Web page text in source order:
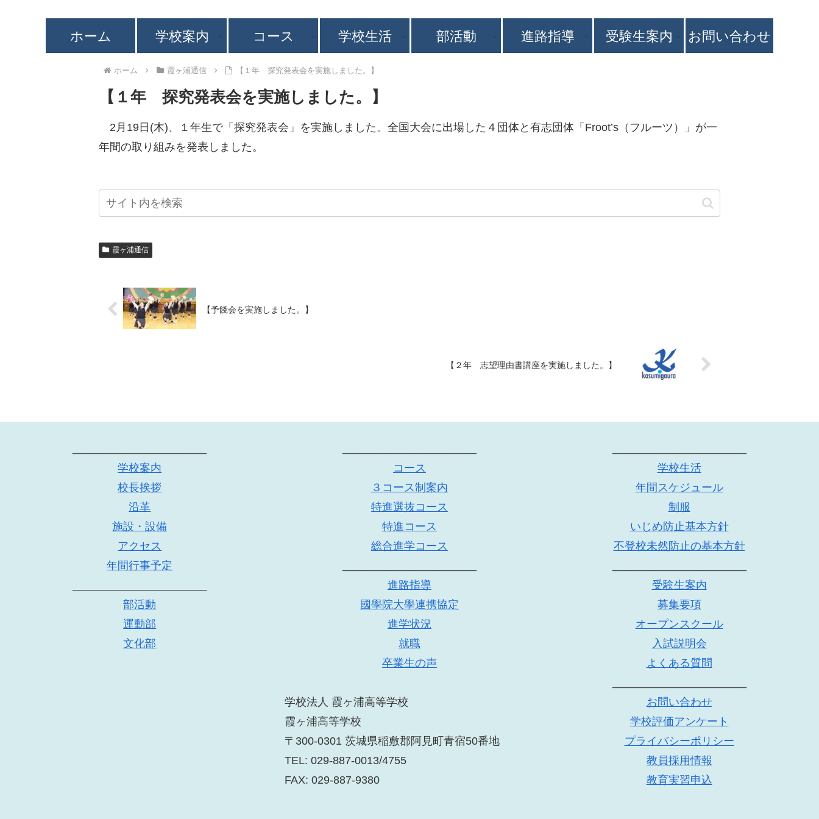
ホーム 学校案内 コース 学校生活 部活動 進路指導 受験生案内 お問い合わせ
ホーム 霞ヶ浦通信 【１年 探究発表会を実施しました。】
【１年 探究発表会を実施しました。】
2月19日(木)、１年生で「探究発表会」を実施しました。全国大会に出場した４団体と有志団体「Froot’s（フルーツ）」が一
年間の取り組みを発表しました。
霞ヶ浦通信
【予餞会を実施しました。】
【２年 志望理由書講座を実施しました。】
学校案内
校長挨拶
沿革
施設・設備
アクセス
年間行事予定
部活動
運動部
文化部
コース
３コース制案内
特進選抜コース
特進コース
総合進学コース
進路指導
國學院大學連携協定
進学状況
就職
卒業生の声
学校法人 霞ヶ浦高等学校
霞ヶ浦高等学校
〒300-0301 茨城県稲敷郡阿見町青宿50番地
TEL: 029-887-0013/4755
FAX: 029-887-9380
学校生活
年間スケジュール
制服
いじめ防止基本方針
不登校未然防止の基本方針
受験生案内
募集要項
オープンスクール
入試説明会
よくある質問
お問い合わせ
学校評価アンケート
プライバシーポリシー
教員採用情報
教育実習申込